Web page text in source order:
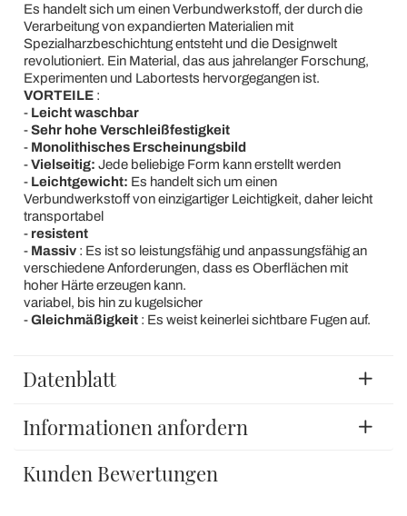
Es handelt sich um einen Verbundwerkstoff, der durch die
Verarbeitung von expandierten Materialien mit
Spezialharzbeschichtung entsteht und die Designwelt
revolutioniert. Ein Material, das aus jahrelanger Forschung,
Experimenten und Labortests hervorgegangen ist.
VORTEILE:
- Leicht waschbar
-Sehr hohe Verschleißfestigkeit
- Monolithisches Erscheinungsbild
-Vielseitig: Jede beliebige Form kann erstellt werden
- Leichtgewicht: Es handelt sich um einen
Verbundwerkstoff von einzigartiger Leichtigkeit, daher leicht
transportabel
- resistent
- Massiv: Es ist so leistungsfähig und anpassungsfähig an
verschiedene Anforderungen, dass es Oberflächen mit
hoher Härte erzeugen kann.
variabel, bis hin zu kugelsicher
-Gleichmäßigkeit: Es weist keinerlei sichtbare Fugen auf.
Datenblatt
Informationen anfordern
Kunden Bewertungen